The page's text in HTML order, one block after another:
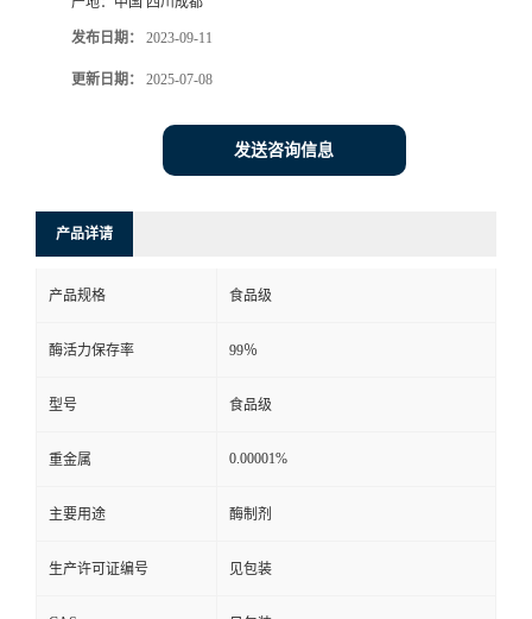
发布日期： 2023-09-11
更新日期： 2025-07-08
发送咨询信息
产品详请
产品规格 食品级
酶活力保存率 99％
型号 食品级
重金属 0.00001%
主要用途 酶制剂
生产许可证编号 见包装